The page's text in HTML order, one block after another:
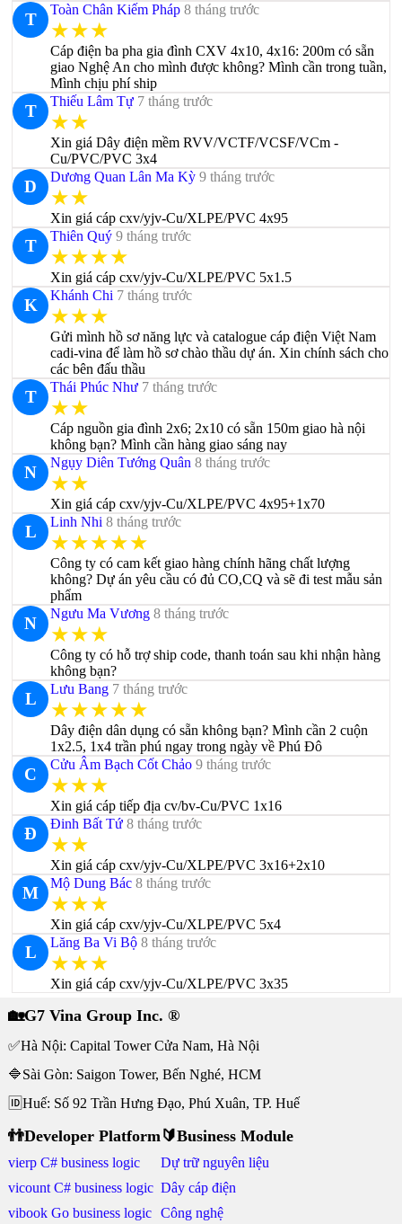
T
Toàn Chân Kiếm Pháp 8 tháng trước
★★★
Cáp điện ba pha gia đình CXV 4x10, 4x16: 200m có sẵn
giao Nghệ An cho mình được không? Mình cần trong tuần,
Mình chịu phí ship
T
Thiếu Lâm Tự 7 tháng trước
★★
Xin giá Dây điện mềm RVV/VCTF/VCSF/VCm -
Cu/PVC/PVC 3x4
D
Dương Quan Lân Ma Kỳ 9 tháng trước
★★
Xin giá cáp cxv/yjv-Cu/XLPE/PVC 4x95
T
Thiên Quý 9 tháng trước
★★★★
Xin giá cáp cxv/yjv-Cu/XLPE/PVC 5x1.5
K
Khánh Chi 7 tháng trước
★★★
Gửi mình hồ sơ năng lực và catalogue cáp điện Việt Nam
cadi-vina để làm hồ sơ chào thầu dự án. Xin chính sách cho
các bên đấu thầu
T
Thái Phúc Như 7 tháng trước
★★
Cáp nguồn gia đình 2x6; 2x10 có sẵn 150m giao hà nội
không bạn? Mình cần hàng giao sáng nay
N
Ngụy Diên Tướng Quân 8 tháng trước
★★
Xin giá cáp cxv/yjv-Cu/XLPE/PVC 4x95+1x70
L
Linh Nhi 8 tháng trước
★★★★★
Công ty có cam kết giao hàng chính hãng chất lượng
không? Dự án yêu cầu có đủ CO,CQ và sẽ đi test mẫu sản
phẩm
N
Ngưu Ma Vương 8 tháng trước
★★★
Công ty có hỗ trợ ship code, thanh toán sau khi nhận hàng
không bạn?
L
Lưu Bang 7 tháng trước
★★★★★
Dây điện dân dụng có sẵn không bạn? Mình cần 2 cuộn
1x2.5, 1x4 trần phú ngay trong ngày về Phú Đô
C
Cửu Âm Bạch Cốt Chảo 9 tháng trước
★★★
Xin giá cáp tiếp địa cv/bv-Cu/PVC 1x16
Đ
Đinh Bất Tứ 8 tháng trước
★★
Xin giá cáp cxv/yjv-Cu/XLPE/PVC 3x16+2x10
M
Mộ Dung Bác 8 tháng trước
★★★
Xin giá cáp cxv/yjv-Cu/XLPE/PVC 5x4
L
Lăng Ba Vi Bộ 8 tháng trước
★★★
Xin giá cáp cxv/yjv-Cu/XLPE/PVC 3x35
🏡G7 Vina Group Inc. ®
✅Hà Nội: Capital Tower Cửa Nam, Hà Nội
🔷Sài Gòn: Saigon Tower, Bến Nghé, HCM
🆔Huế: Số 92 Trần Hưng Đạo, Phú Xuân, TP. Huế
👬Developer Platform
vierp C# business logic
vicount C# business logic
vibook Go business logic
🔰Business Module
Dự trữ nguyên liệu
Dây cáp điện
Công nghệ